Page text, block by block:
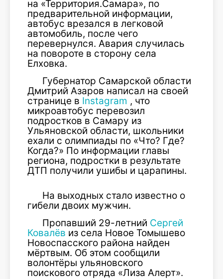
на «Территория.Самара», по
предварительной информации,
автобус врезался в легковой
автомобиль, после чего
перевернулся. Авария случилась
на повороте в сторону села
Елховка.
Губернатор Самарской области
Дмитрий Азаров написал на своей
странице в Instagram , что
микроавтобус перевозил
подростков в Самару из
Ульяновской области, школьники
ехали с олимпиады по «Что? Где?
Когда?» По информации главы
региона, подростки в результате
ДТП получили ушибы и царапины.
На выходных стало известно о
гибели двоих мужчин.
Пропавший 29-летний Сергей
Ковалёв из села Новое Томышево
Новоспасского района найден
мёртвым. Об этом сообщили
волонтёры ульяновского
поискового отряда «Лиза Алерт».